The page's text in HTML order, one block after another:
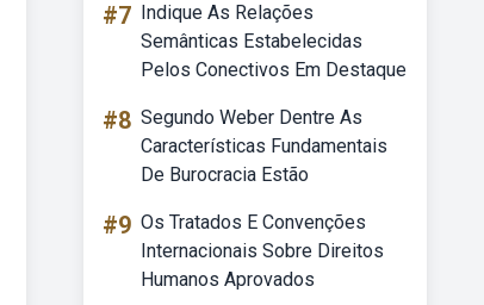
#7 Indique As Relações
Semânticas Estabelecidas
Pelos Conectivos Em Destaque
#8 Segundo Weber Dentre As
Características Fundamentais
De Burocracia Estão
#9 Os Tratados E Convenções
Internacionais Sobre Direitos
Humanos Aprovados